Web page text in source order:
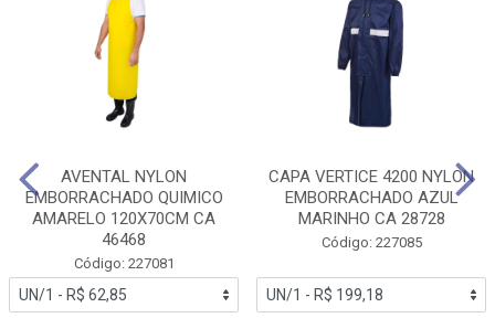
AVENTAL NYLON
EMBORRACHADO QUIMICO
AMARELO 120X70CM CA
46468
Código: 227081
CAPA VERTICE 4200 NYLON
EMBORRACHADO AZUL
MARINHO CA 28728
Código: 227085